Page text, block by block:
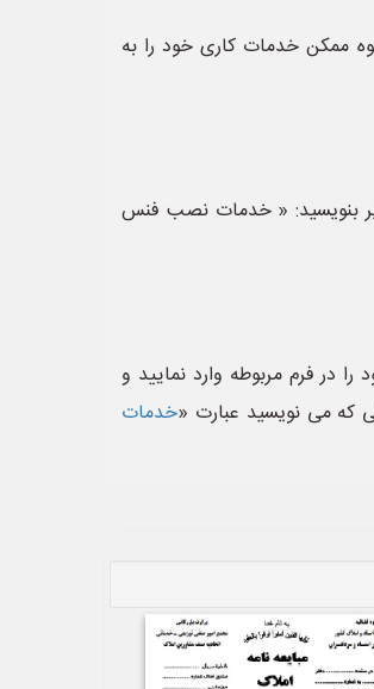
ممکن خدمات کاری خود را به
بنویسید: « خدمات نصب فنس
در فرم مربوطه وارد نمایید و
که می نویسید عبارت «خدمات